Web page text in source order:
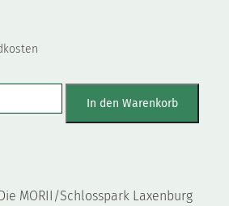
90g Menge
In den Warenkorb
Die MORII/Schlosspark Laxenburg